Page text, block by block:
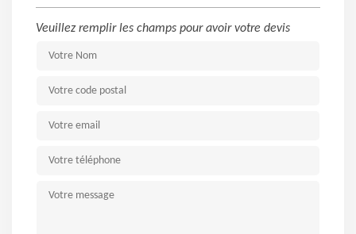
Veuillez remplir les champs pour avoir votre devis